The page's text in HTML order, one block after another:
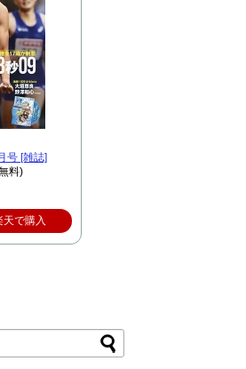
号 [雑誌]
料)
天で購入